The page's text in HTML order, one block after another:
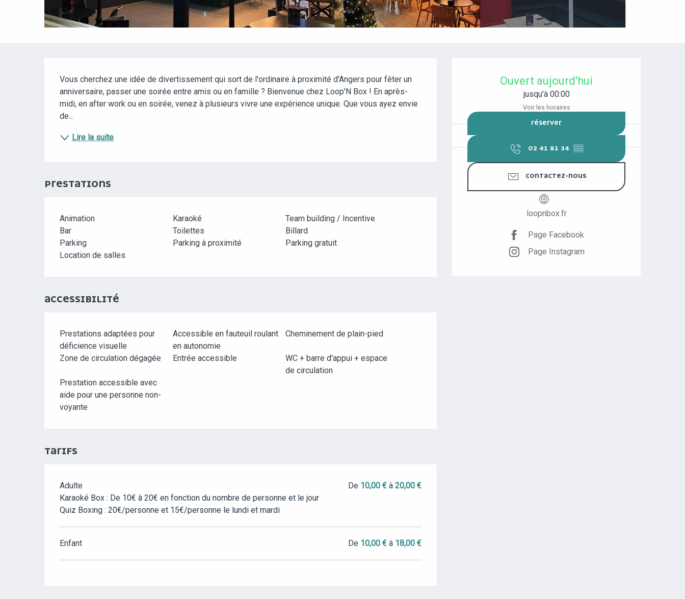
Ouvert aujourd'hui
jusqu'à 00:00
Voir les horaires
RÉSERVER
02 41 81 34 ▒▒
CONTACTEZ-NOUS
loopnbox.fr
Page Facebook
Page Instagram
Vous cherchez une idée de divertissement qui sort de l'ordinaire à proximité d'Angers pour fêter un
anniversaire, passer une soirée entre amis ou en famille ? Bienvenue chez Loop'N Box ! En après-
midi, en after work ou en soirée, venez à plusieurs vivre une expérience unique. Que vous ayez envie
de...
Lire la suite
PRESTATIONS
Animation Karaoké
Team building / Incentive
Bar
Toilettes
Billard
Parking
Parking à proximité
Parking gratuit
Location de salles
ACCESSIBILITÉ
Prestations adaptées pour
déficience visuelle
Accessible en fauteuil roulant
en autonomie
Cheminement de plain-pied
Zone de circulation dégagée Entrée accessible
WC + barre d'appui + espace
de circulation
Prestation accessible avec
aide pour une personne non-
voyante
TARIFS
TARIFS 2026
Adulte
Karaoké Box : De 10€ à 20€ en fonction du nombre de personne et le jour
Quiz Boxing : 20€/personne et 15€/personne le lundi et mardi
De 10,00 € à20,00 €
Enfant De 10,00 € à 18,00 €